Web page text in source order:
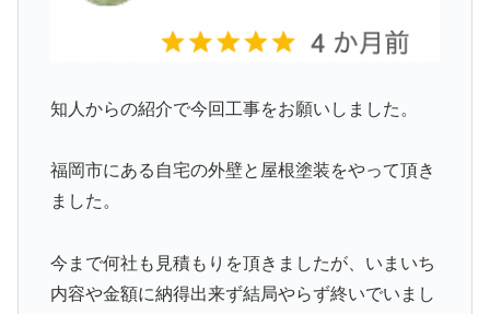
知人からの紹介で今回工事をお願いしました。
福岡市にある自宅の外壁と屋根塗装をやって頂き
ました。
今まで何社も見積もりを頂きましたが、いまいち
内容や金額に納得出来ず結局やらず終いでいまし